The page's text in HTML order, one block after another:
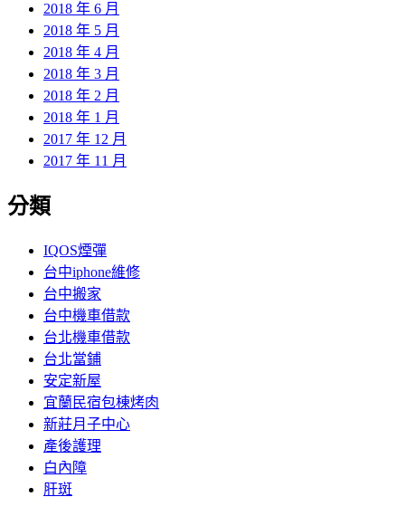
2018 年 6 月
2018 年 5 月
2018 年 4 月
2018 年 3 月
2018 年 2 月
2018 年 1 月
2017 年 12 月
2017 年 11 月
分類
IQOS煙彈
台中iphone維修
台中搬家
台中機車借款
台北機車借款
台北當鋪
安定新屋
宜蘭民宿包棟烤肉
新莊月子中心
產後護理
白內障
肝斑